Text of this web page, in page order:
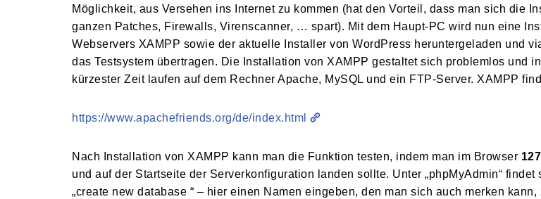
Möglichkeit, aus Versehen ins Internet zu kommen (hat den Vorteil, dass man sich die
ganzen Patches, Firewalls, Virenscanner, … spart). Mit dem Haupt-PC wird nun eine
Webservers XAMPP sowie der aktuelle Installer von WordPress heruntergeladen und
das Testsystem übertragen. Die Installation von XAMPP gestaltet sich problemlos und
kürzester Zeit laufen auf dem Rechner Apache, MySQL und ein FTP-Server. XAMPP
https://www.apachefriends.org/de/index.html
Nach Installation von XAMPP kann man die Funktion testen, indem man im Browser
und auf der Startseite der Serverkonfiguration landen sollte. Unter „phpMyAdmin“ findet
„create new database “ – hier einen Namen eingeben, den man sich auch merken kann,